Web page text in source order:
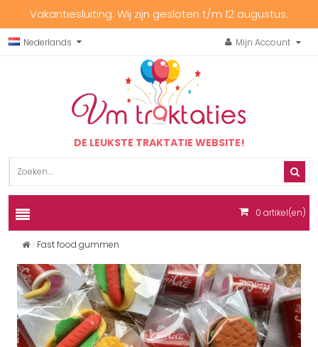
Vakantiesluiting: Wij zijn gesloten t/m 12 augustus.
Nederlands Mijn Account
DE LEUKSTE TRAKTATIE WEBSITE!
0 artikel(en)
Fast food gummen